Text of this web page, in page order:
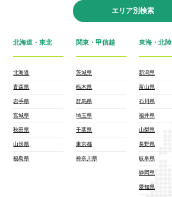
エリア別検索
北海道・東北
北海道
青森県
岩手県
宮城県
秋田県
山形県
福島県
関東・甲信越
茨城県
栃木県
群馬県
埼玉県
千葉県
東京都
神奈川県
東海・北陸
新潟県
富山県
石川県
福井県
山梨県
長野県
岐阜県
静岡県
愛知県